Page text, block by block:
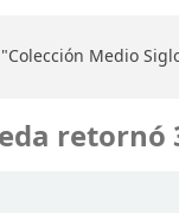
Medio
retornó